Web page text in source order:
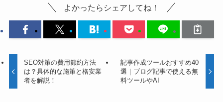
よかったらシェアしてね！
SEO対策の費用節約方法
は？具体的な施策と格安業
者を解説！
記事作成ツールおすすめ40
選｜ブログ記事で使える無
料ツールやAI